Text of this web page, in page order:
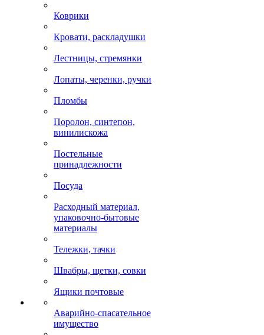
Коврики
Кровати, раскладушки
Лестницы, стремянки
Лопаты, черенки, ручки
Пломбы
Поролон, синтепон,
винилискожа
Постельные
принадлежности
Посуда
Расходный материал,
упаковочно-бытовые
материалы
Тележки, тачки
Швабры, щетки, совки
Ящики почтовые
Аварийно-спасательное
имущество